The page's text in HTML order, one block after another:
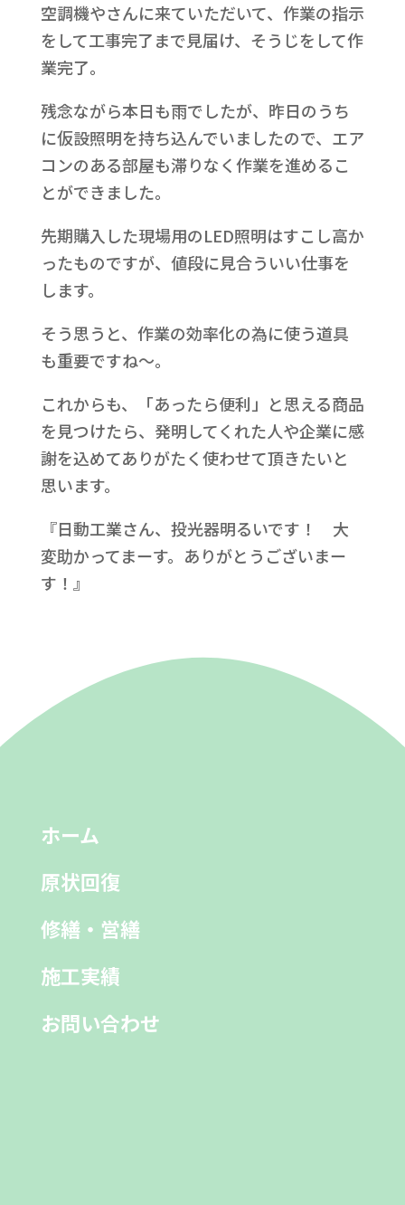
空調機やさんに来ていただいて、作業の指示
をして工事完了まで見届け、そうじをして作
業完了。
残念ながら本日も雨でしたが、昨日のうち
に仮設照明を持ち込んでいましたので、エア
コンのある部屋も滞りなく作業を進めるこ
とができました。
先期購入した現場用のLED照明はすこし高か
ったものですが、値段に見合ういい仕事を
します。
そう思うと、作業の効率化の為に使う道具
も重要ですね～。
これからも、「あったら便利」と思える商品
を見つけたら、発明してくれた人や企業に感
謝を込めてありがたく使わせて頂きたいと
思います。
『日動工業さん、投光器明るいです！ 大
変助かってまーす。ありがとうございまー
す！』
ホーム
原状回復
修繕・営繕
施工実績
お問い合わせ